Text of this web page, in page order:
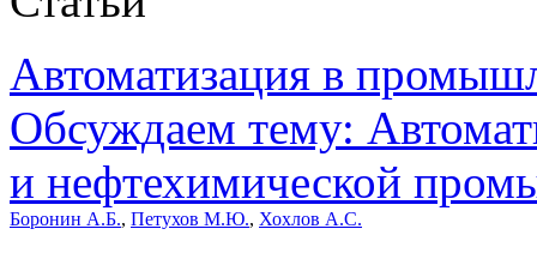
Автоматизация в
Обсуждаем тему:
и нефтехимической
Боронин А.Б., Петухов М.Ю., Хохлов А.С.